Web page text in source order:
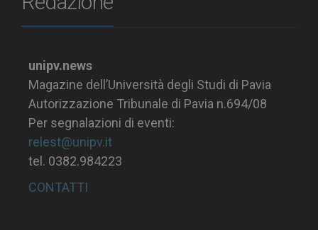
unipv.news
Magazine dell’Università degli Studi di Pavia
Autorizzazione Tribunale di Pavia n.694/08
Per segnalazioni di eventi:
relest@unipv.it
tel. 0382.984223
CONTATTI